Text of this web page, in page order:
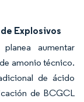
Explosivos
aumentar
amonio técnico.
de ácido
de BCGCL